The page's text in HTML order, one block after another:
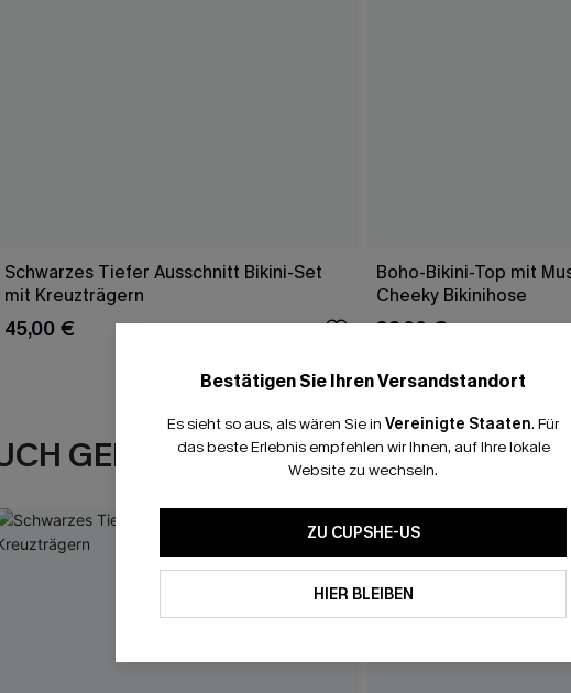
Schwarzes Tiefer Ausschnitt Bikini-Set
mit Kreuzträgern
45,00 €
Boho-Bikini-Top mit
Cheeky Bikinihose
39,00 €43,00 €
GEFALLEN
Bestätigen Sie Ihren Versandstandort
Es sieht so aus, als wären Sie in Vereinigte Staaten. Für
das beste Erlebnis empfehlen wir Ihnen, auf Ihre lokale
Website zu wechseln.
ZU CUPSHE-US
HIER BLEIBEN